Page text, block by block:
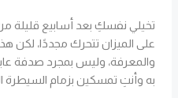
تخيلي نفسكِ بعد أسابيع قليلة من
على الميزان تتحرك مجددًا، لكن
والمعرفة، وليس بمجرد صدفة
به وأنتِ تمسكين بزمام السيطرة